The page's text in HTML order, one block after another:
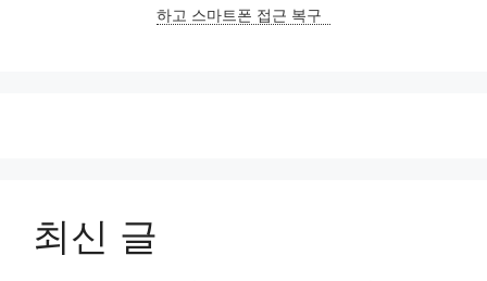
하고 스마트폰 접근 복구
최신 글